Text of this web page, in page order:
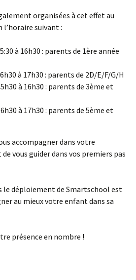
organisées à cet effet au
l’horaire suivant :
à 16h30 : parents de 1ère année
à 17h30 : parents de 2D/E/F/G/H
à 16h30 : parents de 3ème et
à 17h30 : parents de 5ème et
accompagner dans votre
vous guider dans vos premiers pas
déploiement de Smartschool est
au mieux votre enfant dans sa
présence en nombre !